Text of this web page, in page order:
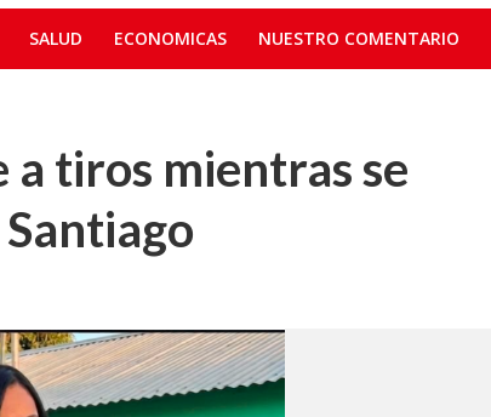
SALUD ECONOMICAS NUESTRO COMENTARIO
tiros mientras se